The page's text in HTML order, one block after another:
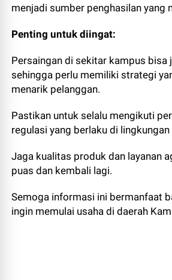
menjadi sumber penghasilan yang
Penting untuk diingat:
Persaingan di sekitar kampus bisa
sehingga perlu memiliki strategi
menarik pelanggan.
Pastikan untuk selalu mengikuti
regulasi yang berlaku di
Jaga kualitas produk dan layanan
puas dan kembali lagi.
Semoga informasi ini bermanfaat
ingin memulai usaha di daerah